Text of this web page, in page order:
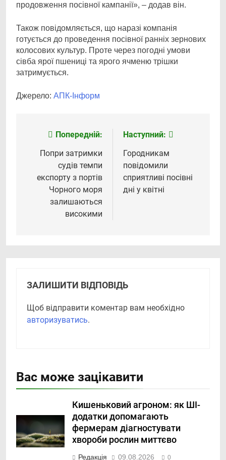
продовження посівної кампанії», – додав він.
Також повідомляється, що наразі компанія
готується до проведення посівної ранніх зернових
колосових культур. Проте через погодні умови
сівба ярої пшениці та ярого ячменю трішки
затримується.
Джерело: АПК-Інформ
Навігація
записів
Попередній:
Попри затримки
судів темпи
експорту з портів
Чорного моря
залишаються
високими
Наступний:
Городникам
повідомили
сприятливі посівні
дні у квітні
ЗАЛИШИТИ ВІДПОВІДЬ
Щоб відправити коментар вам необхідно
авторизуватись.
Вас може зацікавити
Кишеньковий агроном: як ШІ-
додатки допомагають
фермерам діагностувати
хвороби рослин миттєво
Редакція 09.08.2026 0